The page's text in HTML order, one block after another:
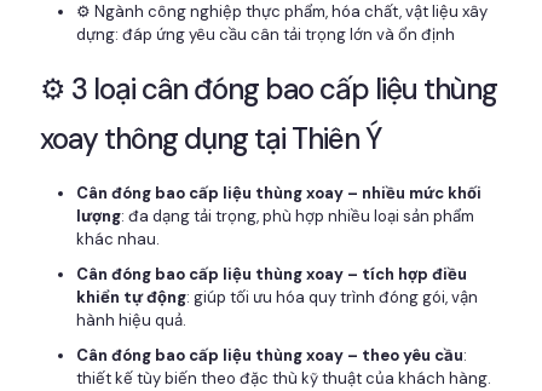
⚙️ Ngành công nghiệp thực phẩm, hóa chất, vật liệu xây
dựng: đáp ứng yêu cầu cân tải trọng lớn và ổn định
⚙️ 3 loại cân đóng bao cấp liệu thùng
xoay thông dụng tại Thiên Ý
Cân đóng bao cấp liệu thùng xoay – nhiều mức khối
lượng: đa dạng tải trọng, phù hợp nhiều loại sản phẩm
khác nhau.
Cân đóng bao cấp liệu thùng xoay – tích hợp điều
khiển tự động: giúp tối ưu hóa quy trình đóng gói, vận
hành hiệu quả.
Cân đóng bao cấp liệu thùng xoay – theo yêu cầu:
thiết kế tùy biến theo đặc thù kỹ thuật của khách hàng.